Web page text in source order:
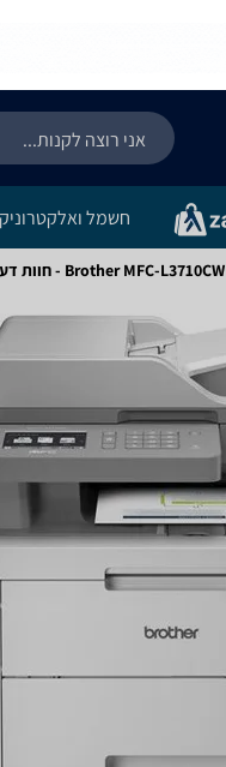
חשמל
Brother MFC-L3710CW - חוות דעת מוצר